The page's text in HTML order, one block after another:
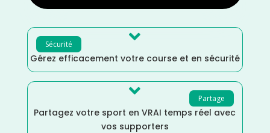
Sécurité 
Gérez efficacement votre course et en sécurité
Partage

Partagez votre sport en VRAI temps réel avec
vos supporters